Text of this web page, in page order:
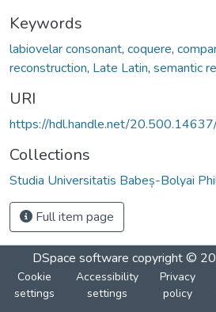
Keywords
labiovelar consonant, coquere,
reconstruction, Late Latin, semantic
URI
https://hdl.handle.net/
Collections
Studia Universitatis Babeș-Bolyai
Full item page
DSpace software copyright ©
Cookie
settings
Accessibility
settings
Privacy
policy